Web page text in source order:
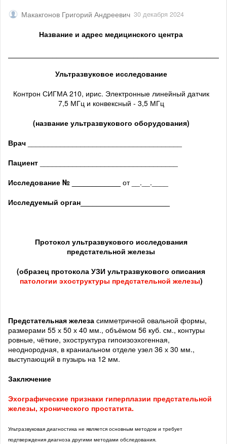
Макакгонов Григорий Андреевич 30 декабря 2024
Название и адрес медицинского центра
Ультразвуковое исследование
Контрон СИГМА 210, ирис. Электронные линейный датчик
7,5 МГц и конвексный - 3,5 МГц
(название ультразвукового оборудования)
Врач
Пациент
Исследование № ____________ от __.__.____
Исследуемый орган
Протокол ультразвукового исследования
предстательной железы
(образец протокола УЗИ ультразвукового описания
патологии эхоструктуры предстательной железы)
Предстательная железа симметричной овальной формы,
размерами 55 х 50 х 40 мм., объёмом 56 куб. см., контуры
ровные, чёткие, эхоструктура гипоизоэхогенная,
неоднородная, в краниальном отделе узел 36 х 30 мм.,
выступающий в пузырь на 12 мм.
Заключение
Эхографические признаки гиперплазии предстательной
железы, хронического простатита.
Ультразвуковая диагностика не является основным методом и требует
подтверждения диагноза другими методами обследования.